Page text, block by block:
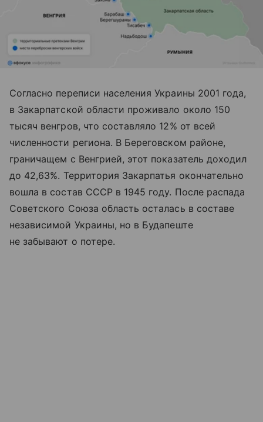
Согласно переписи населения Украины 2001 года,
в Закарпатской области проживало около 150
тысяч венгров, что составляло 12% от всей
численности региона. В Береговском районе,
граничащем с Венгрией, этот показатель доходил
до 42,63%. Территория Закарпатья окончательно
вошла в состав СССР в 1945 году. После распада
Советского Союза область осталась в составе
независимой Украины, но в Будапеште
не забывают о потере.